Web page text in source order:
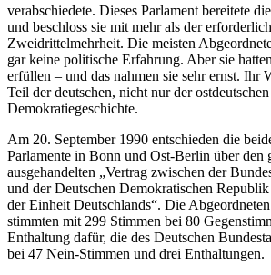
verabschiedete. Dieses Parlament bereitete
und beschloss sie mit mehr als der
Zweidrittelmehrheit. Die meisten
gar keine politische Erfahrung. Aber sie
erfüllen – und das nahmen sie sehr ernst. Ihr
Teil der deutschen, nicht nur der ostdeutschen
Demokratiegeschichte.
Am 20. September 1990 entschieden die
Parlamente in Bonn und Ost-Berlin über den
ausgehandelten „Vertrag zwischen der
und der Deutschen Demokratischen
der Einheit Deutschlands“. Die
stimmten mit 299 Stimmen bei 80
Enthaltung dafür, die des Deutschen
bei 47 Nein-Stimmen und drei Enthaltungen.